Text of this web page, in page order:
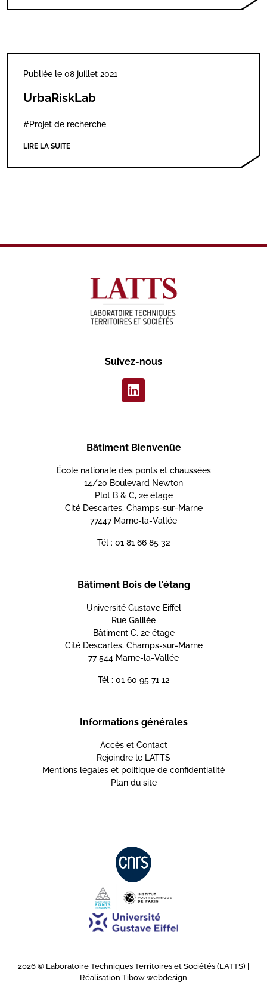
Publiée le 08 juillet 2021
UrbaRiskLab
#Projet de recherche
LIRE LA SUITE
Suivez-nous
Bâtiment Bienvenüe
École nationale des ponts et chaussées
14/20 Boulevard Newton
Plot B & C, 2e étage
Cité Descartes, Champs-sur-Marne
77447 Marne-la-Vallée
Tél : 01 81 66 85 32
Bâtiment Bois de l'étang
Université Gustave Eiffel
Rue Galilée
Bâtiment C, 2e étage
Cité Descartes, Champs-sur-Marne
77 544 Marne-la-Vallée
Tél : 01 60 95 71 12
Informations générales
Accès et Contact
Rejoindre le LATTS
Mentions légales et politique de confidentialité
Plan du site
2026 © Laboratoire Techniques Territoires et Sociétés (LATTS) |
Réalisation Tibow webdesign